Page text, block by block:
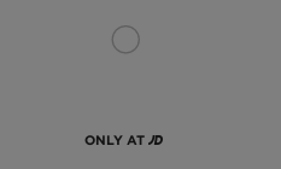
ONLY AT